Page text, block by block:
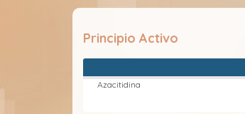
Principio Activo
Azacitidina